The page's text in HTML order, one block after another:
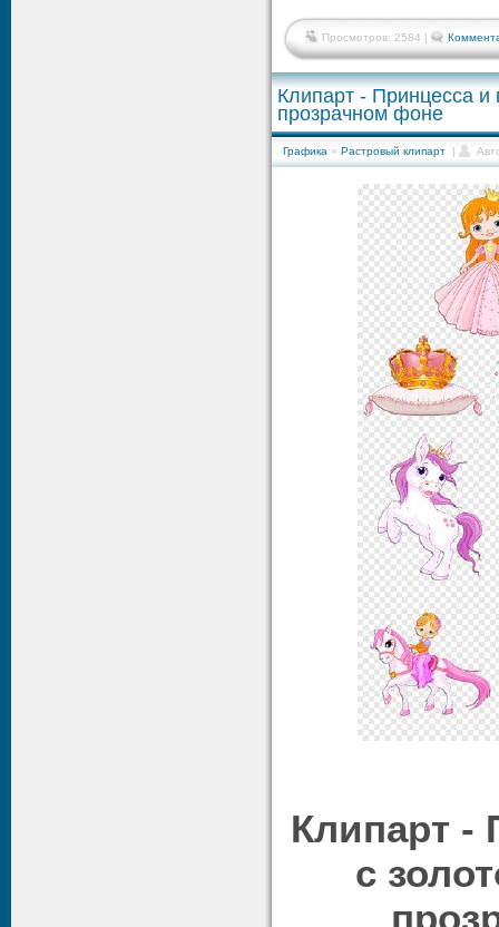
Просмотров: 2584 |
Клипарт - Принцесса и
прозрачном фоне
Графика » Растровый клипарт |
Клипарт -
с